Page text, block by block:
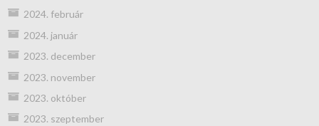
2024. február
2024. január
2023. december
2023. november
2023. október
2023. szeptember